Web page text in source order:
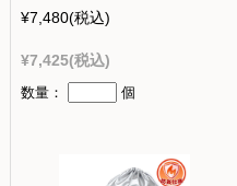
¥7,480(税込)
¥7,425(税込)
数量： 個